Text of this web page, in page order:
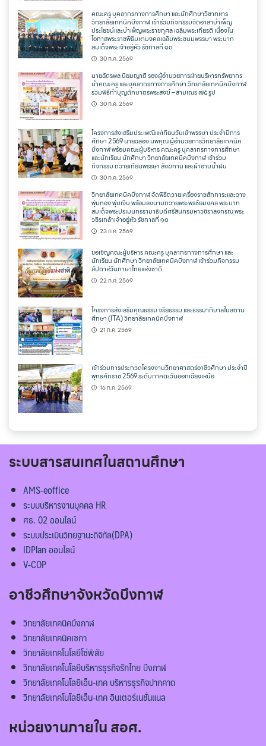
คณะครู บุคลากรทางการศึกษา และนักศึกษาวิชาทหาร
วิทยาลัยเทคนิคบึงกาฬ เข้าร่วมกิจกรรมจิตอาสาบำเพ็ญ
ประโยชน์และบำเพ็ญพระราชกุศล เฉลิมพระเกียรติ เนื่องใน
โอกาสพระราชพิธีมหามงคลเฉลิมพระชนมพรรษา พระบาท
สมเด็จพระเจ้าอยู่หัว รัชกาลที่ ๑๐
30 ก.ค. 2569
นายฉัตรพล นิยมญาติ รองผู้อำนวยการฝ่ายบริหารทรัพยากร
นำคณะครู และบุคลากรทางการศึกษา วิทยาลัยเทคนิคบึงกาฬ
ร่วมพิธีทำบุญตักบาตรพระสงฆ์ – สามเณร ๗๕ รูป
30 ก.ค. 2569
โครงการส่งเสริมประเพณีแห่เทียนวันเข้าพรรษา ประจำปีการ
ศึกษา 2569 นายฉลอง นพคุณ ผู้อำนวยการวิทยาลัยเทคนิค
บึงกาฬ พร้อมคณะผู้บริหาร คณะครู บุคลากรทางการศึกษา
และนักเรียน นักศึกษา วิทยาลัยเทคนิคบึงกาฬ เข้าร่วม
กิจกรรม ถวายเทียนพรรษา สังฆทาน และผ้าอาบน้ำฝน
30 ก.ค. 2569
วิทยาลัยเทคนิคบึงกาฬ จัดพิธีถวายเครื่องราชสักการะและวาง
พุ่มทอง พุ่มเงิน พร้อมลงนามถวายพระพรชัยมงคล พระบาท
สมเด็จพระปรเมนทรรามาธิบดีศรีสินทรมหาวชิราลงกรณ พระ
วชิรเกล้าเจ้าอยู่หัว รัชกาลที่ ๑๐
23 ก.ค. 2569
ขอเชิญคณะผู้บริหาร คณะครู บุคลากรทางการศึกษา และ
นักเรียน นักศึกษา วิทยาลัยเทคนิคบึงกาฬ เข้าร่วมกิจกรรม
สัปดาห์วันภาษาไทยแห่งชาติ
22 ก.ค. 2569
โครงการส่งเสริมคุณธรรม จริยธรรม และธรรมาภิบาลในสถาน
ศึกษา (ITA) วิทยาลัยเทคนิคบึงกาฬ
21 ก.ค. 2569
เข้าร่วมการประกวดโครงงานวิทยาศาสตร์อาชีวศึกษา ประจำปี
พุทธศักราช 2569 ระดับภาคตะวันออกเฉียงเหนือ
16 ก.ค. 2569
ระบบสารสนเทศในสถานศึกษา
AMS-eoffice
ระบบบริหารงานบุคคล HR
ศธ. 02 ออนไลน์
ระบบประเมินวิทยฐานะดิจิทัล(DPA)
IDPlan ออนไลน์
V-COP
อาชีวศึกษาจังหวัดบึงกาฬ
วิทยาลัยเทคนิคบึงกาฬ
วิทยาลัยเทคนิคเซกา
วิทยาลัยเทคโนโลยีโซ่พิสัย
วิทยาลัยเทคโนโลยีบริหารธุรกิจรักไทย บึงกาฬ
วิทยาลัยเทคโนโลยีเอ็น-เทค บริหารธุรกิจปากคาด
วิทยาลัยเทคโนโลยีเอ็น-เทค อินเตอร์เนชั่นแนล
หน่วยงานภายใน สอศ.